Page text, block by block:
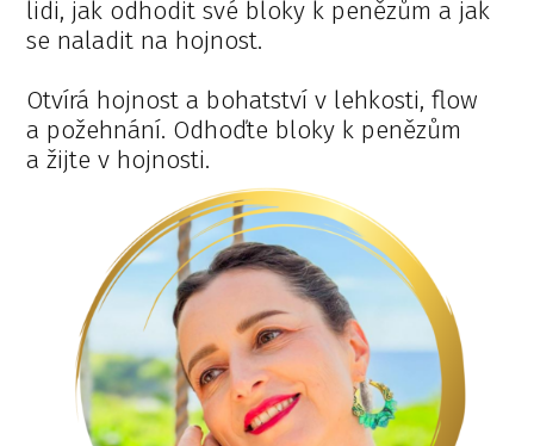
lidi, jak odhodit své bloky k penězům a jak
se naladit na hojnost.
Otvírá hojnost a bohatství v lehkosti, flow
a požehnání. Odhoďte bloky k penězům
a žijte v hojnosti.